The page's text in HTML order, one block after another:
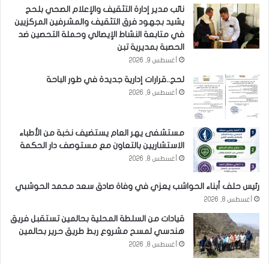
نائب مدير إدارة التثقيف والإعلام الصحي بلحج
يشيد بجهود فرق التثقيف والمشرفين المركزيين
في متابعة النشاط الإيصالي وحملة التحصين ضد
الحصبة بمديرية تبن
أغسطس 9, 2026
لحج..قرارات إدارية جديدة في طور الباحة
أغسطس 9, 2026
مستشفى يهر العام يستضيف نخبة من الأطباء
الاستشاريين بالتعاون مع مستوصف دار الحكمة
أغسطس 8, 2026
رئيس حلف أبناء الحواشب يعزي في وفاة صادق سعد محمد الحوشبي
أغسطس 8, 2026
قيادات من السلطة المحلية بحالمين تستقبل فريق
هندسي لمسح مشروع ربط طريق حرير بحالمين
أغسطس 8, 2026